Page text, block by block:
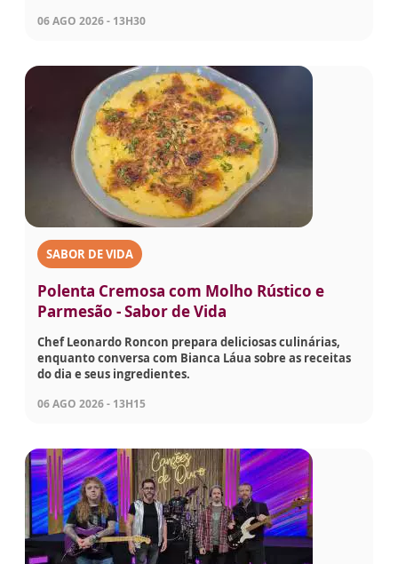
06 AGO 2026 - 13H30
SABOR DE VIDA
Polenta Cremosa com Molho Rústico e
Parmesão - Sabor de Vida
Chef Leonardo Roncon prepara deliciosas culinárias,
enquanto conversa com Bianca Láua sobre as receitas
do dia e seus ingredientes.
06 AGO 2026 - 13H15